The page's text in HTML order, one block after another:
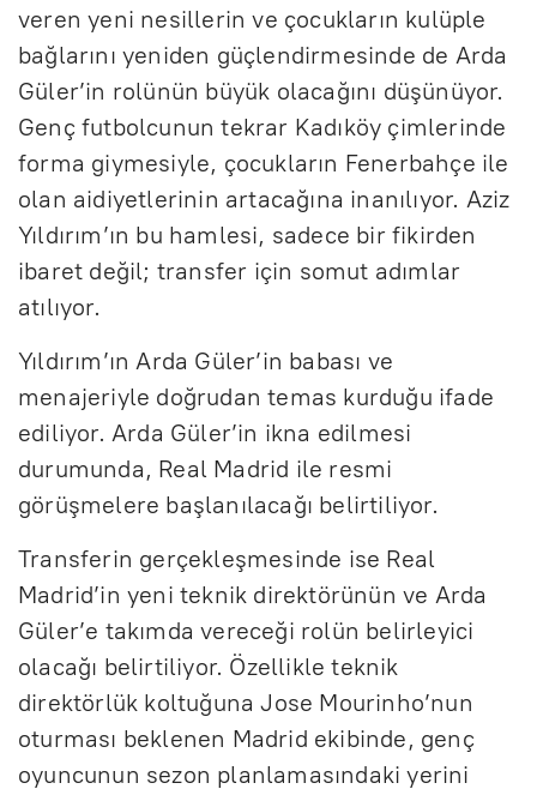
veren yeni nesillerin ve çocukların kulüple
bağlarını yeniden güçlendirmesinde de Arda
Güler’in rolünün büyük olacağını düşünüyor.
Genç futbolcunun tekrar Kadıköy çimlerinde
forma giymesiyle, çocukların Fenerbahçe ile
olan aidiyetlerinin artacağına inanılıyor. Aziz
Yıldırım’ın bu hamlesi, sadece bir fikirden
ibaret değil; transfer için somut adımlar
atılıyor.
Yıldırım’ın Arda Güler’in babası ve
menajeriyle doğrudan temas kurduğu ifade
ediliyor. Arda Güler’in ikna edilmesi
durumunda, Real Madrid ile resmi
görüşmelere başlanılacağı belirtiliyor.
Transferin gerçekleşmesinde ise Real
Madrid’in yeni teknik direktörünün ve Arda
Güler’e takımda vereceği rolün belirleyici
olacağı belirtiliyor. Özellikle teknik
direktörlük koltuğuna Jose Mourinho’nun
oturması beklenen Madrid ekibinde, genç
oyuncunun sezon planlamasındaki yerini